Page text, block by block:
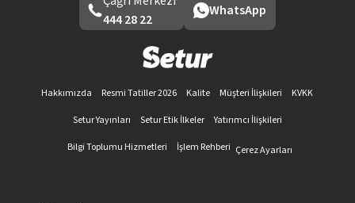
444 28 22
WhatsApp
Hakkımızda Resmi Tatiller 2026 Kalite Müşteri İlişkileri
KVKK
Setur Yayınları
Setur Etik İlkeler
Yatırımcı İlişkileri
Bilgi Toplumu Hizmetleri
İşlem Rehberi Çerez Ayarları